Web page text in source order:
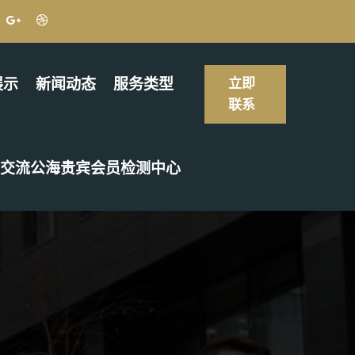
示 新闻动态 服务类型
交流公海贵宾会员检测中心
立即
联系